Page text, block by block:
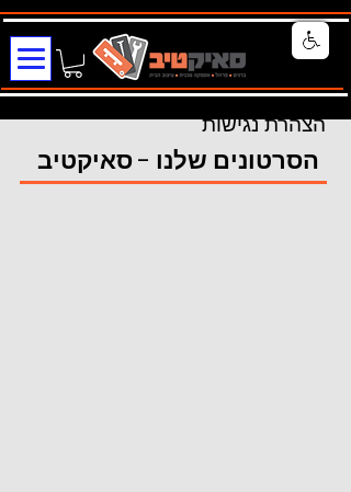
הצהרת נגישות
הסרטונים שלנו - סאיקטיב